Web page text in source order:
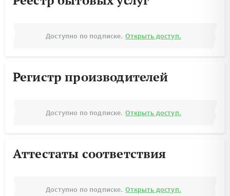
Доступно по подписке. Открыть доступ.
Регистр производителей
Доступно по подписке. Открыть доступ.
Аттестаты соответствия
Доступно по подписке. Открыть доступ.